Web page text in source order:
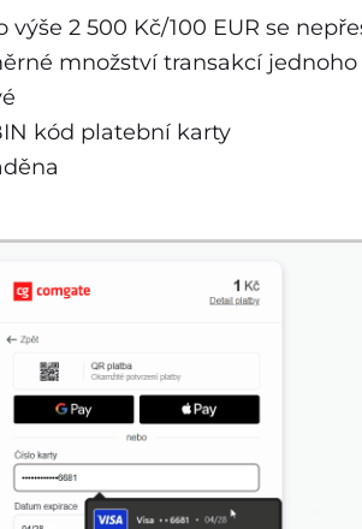
2 500 Kč/100 EUR se
množství transakcí
kód platební karty